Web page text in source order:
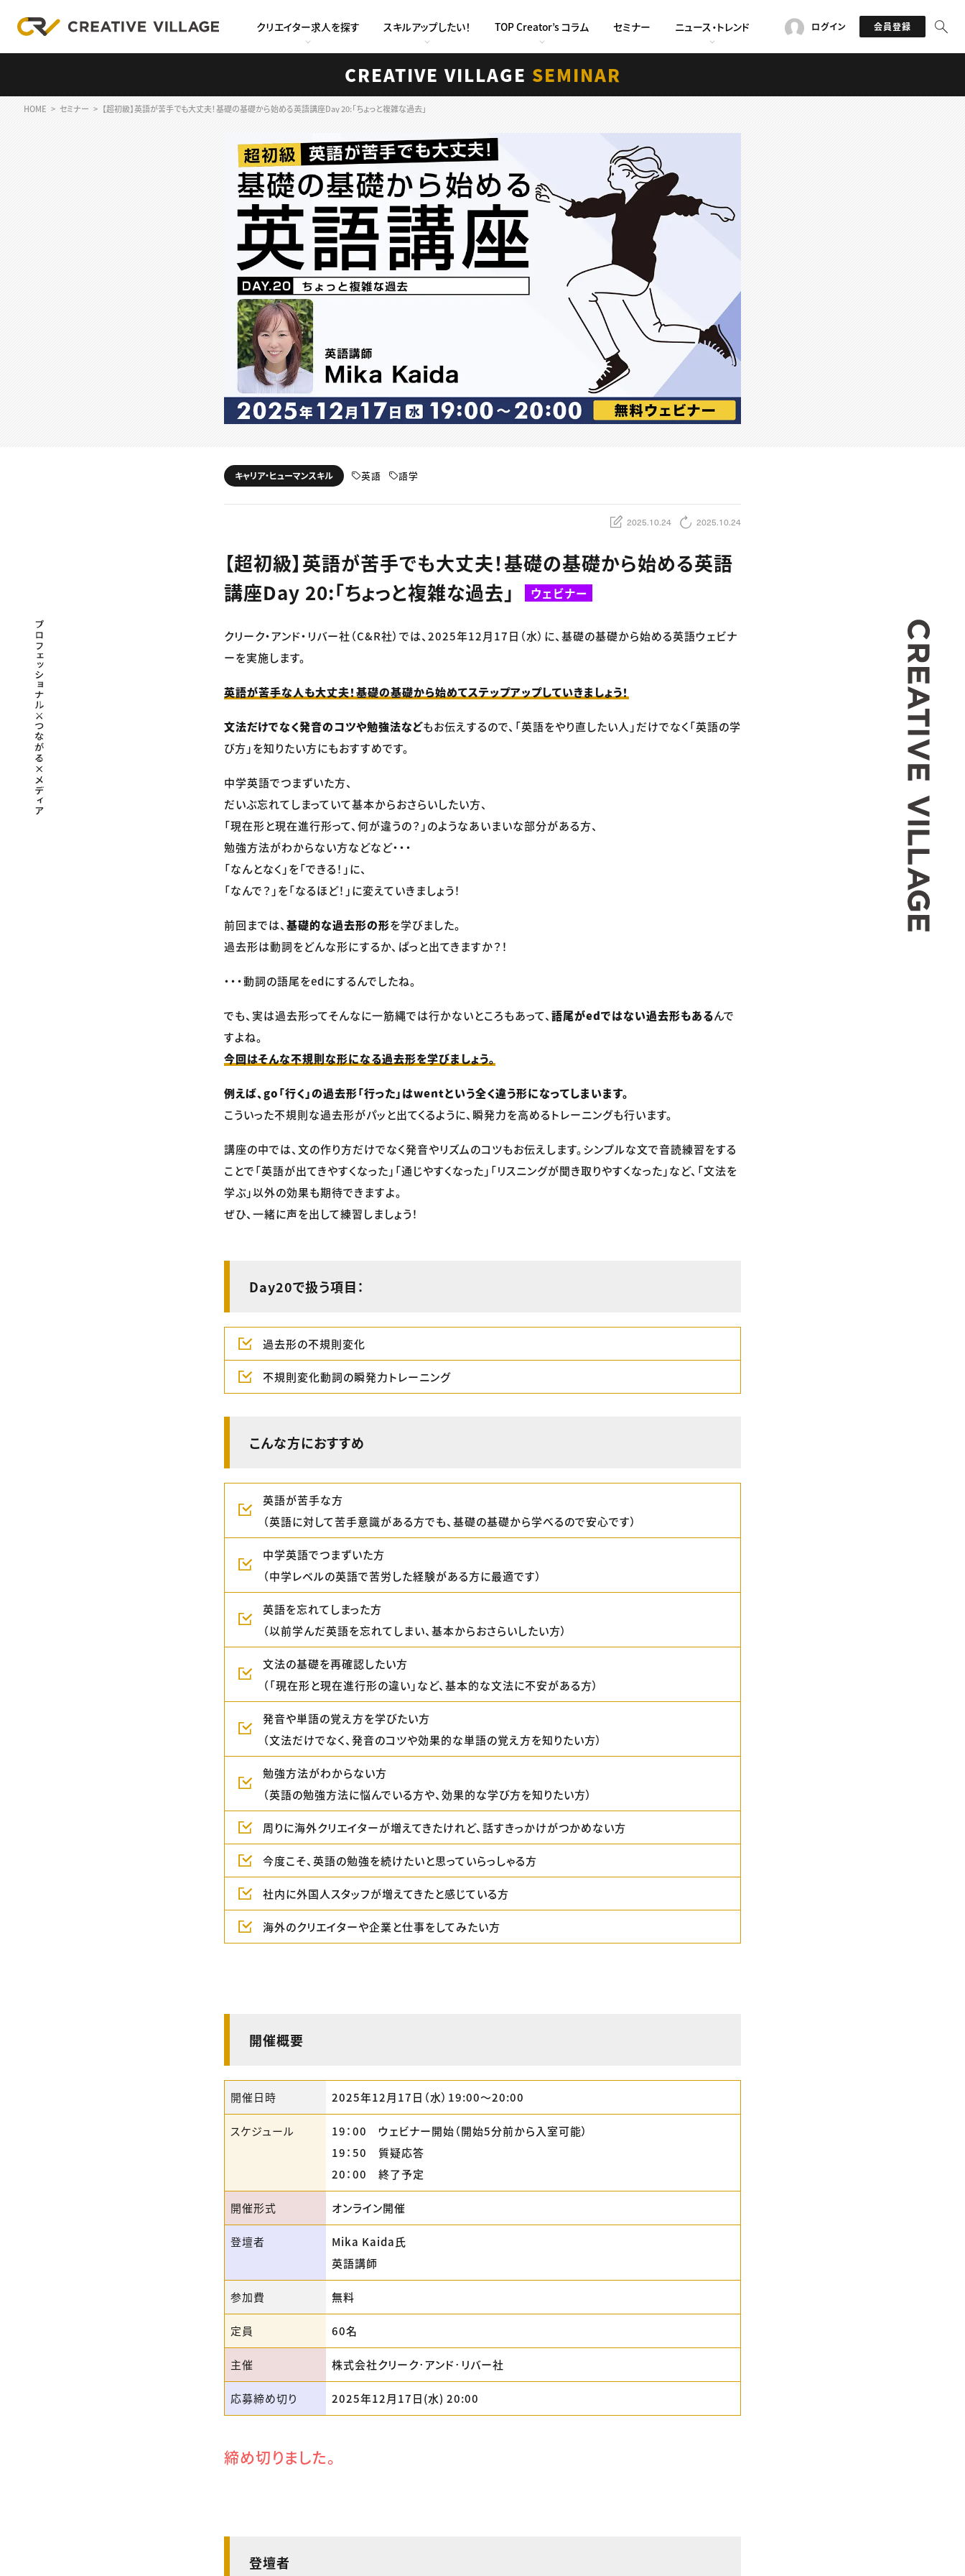
クリエイター求人を探す スキルアップしたい！ TOP Creator’s コラム セミナー ニュース・トレンド ログイン 会員登録
CREATIVE VILLAGE SEMINAR
HOME セミナー 【超初級】英語が苦手でも大丈夫！基礎の基礎から始める英語講座Day 20:「ちょっと複雑な過去」
キャリア・ヒューマンスキル 英語 語学
2025.10.24 2025.10.24
【超初級】英語が苦手でも大丈夫！基礎の基礎から始める英語
講座Day 20:「ちょっと複雑な過去」
ウェビナー
クリーク・アンド・リバー社（C&R社）では、2025年12月17日（水）に、基礎の基礎から始める英語ウェビナ
ーを実施します。
英語が苦手な人も大丈夫！基礎の基礎から始めてステップアップしていきましょう！
文法だけでなく発音のコツや勉強法などもお伝えするので、「英語をやり直したい人」だけでなく「英語の学
び方」を知りたい方にもおすすめです。
中学英語でつまずいた方、
だいぶ忘れてしまっていて基本からおさらいしたい方、
「現在形と現在進行形って、何が違うの？」のようなあいまいな部分がある方、
勉強方法がわからない方などなど・・・
「なんとなく」を「できる！」に、
「なんで？」を「なるほど！」に変えていきましょう！
前回までは、 基礎的な過去形の形を学びました。
過去形は動詞をどんな形にするか、ぱっと出てきますか？！
・・・動詞の語尾をedにするんでしたね。
でも、実は過去形ってそんなに一筋縄では行かないところもあって、 語尾がedではない過去形もあるんで
すよね。
今回はそんな不規則な形になる過去形を学びましょう。
例えば、go「行く」の過去形「行った」はwentという全く違う形になってしまいます。
こういった不規則な過去形がパッと出てくるように、瞬発力を高めるトレーニングも行います。
講座の中では、文の作り方だけでなく発音やリズムのコツもお伝えします。シンプルな文で音読練習をする
ことで「英語が出てきやすくなった」「通じやすくなった」「リスニングが聞き取りやすくなった」など、「文法を
学ぶ」以外の効果も期待できますよ。
ぜひ、一緒に声を出して練習しましょう！
Day20で扱う項目：
過去形の不規則変化
不規則変化動詞の瞬発力トレーニング
こんな方におすすめ
英語が苦手な方
（英語に対して苦手意識がある方でも、基礎の基礎から学べるので安心です）
中学英語でつまずいた方
（中学レベルの英語で苦労した経験がある方に最適です）
英語を忘れてしまった方
（以前学んだ英語を忘れてしまい、基本からおさらいしたい方）
文法の基礎を再確認したい方
（「現在形と現在進行形の違い」など、基本的な文法に不安がある方）
発音や単語の覚え方を学びたい方
（文法だけでなく、発音のコツや効果的な単語の覚え方を知りたい方）
勉強方法がわからない方
（英語の勉強方法に悩んでいる方や、効果的な学び方を知りたい方）
周りに海外クリエイターが増えてきたけれど、話すきっかけがつかめない方
今度こそ、英語の勉強を続けたいと思っていらっしゃる方
社内に外国人スタッフが増えてきたと感じている方
海外のクリエイターや企業と仕事をしてみたい方
開催概要
開催日時 2025年12月17日（水）19:00〜20:00
スケジュール
19：00 ウェビナー開始（開始5分前から入室可能）
19：50 質疑応答
20：00 終了予定
開催形式 オンライン開催
登壇者
Mika Kaida氏
英語講師
参加費 無料
定員 60名
主催 株式会社クリーク･アンド･リバー社
応募締め切り 2025年12月17日(水) 20:00
締め切りました。
登壇者